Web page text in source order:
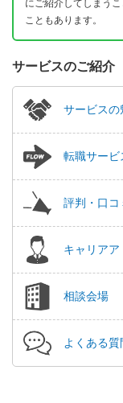
にご紹介してしまう
こともあります。
サービスのご紹介
サービスの
転職サービ
評判・口コ
キャリア
相談会場
よくある質